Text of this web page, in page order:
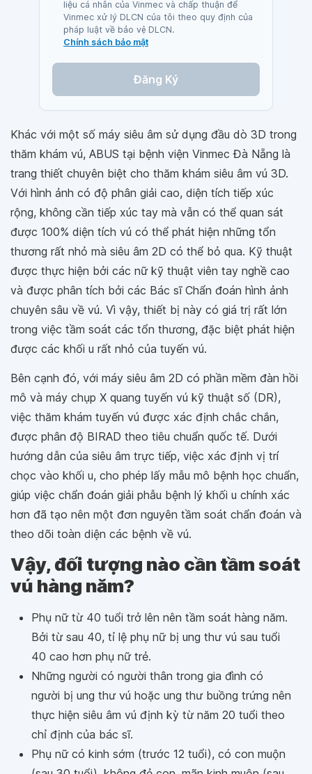
liệu cá nhân của Vinmec và chấp thuận để
Vinmec xử lý DLCN của tôi theo quy định của
pháp luật về bảo vệ DLCN.
Chính sách bảo mật
Đăng Ký
Khác với một số máy siêu âm sử dụng đầu dò 3D trong
thăm khám vú, ABUS tại bệnh viện Vinmec Đà Nẵng là
trang thiết chuyên biệt cho thăm khám siêu âm vú 3D.
Với hình ảnh có độ phân giải cao, diện tích tiếp xúc
rộng, không cần tiếp xúc tay mà vẫn có thể quan sát
được 100% diện tích vú có thể phát hiện những tổn
thương rất nhỏ mà siêu âm 2D có thể bỏ qua. Kỹ thuật
được thực hiện bởi các nữ kỹ thuật viên tay nghề cao
và được phân tích bởi các Bác sĩ Chẩn đoán hình ảnh
chuyên sâu về vú. Vì vậy, thiết bị này có giá trị rất lớn
trong việc tầm soát các tổn thương, đặc biệt phát hiện
được các khối u rất nhỏ của tuyến vú.
Bên cạnh đó, với máy siêu âm 2D có phần mềm đàn hồi
mô và máy chụp X quang tuyến vú kỹ thuật số (DR),
việc thăm khám tuyến vú được xác định chắc chắn,
được phân độ BIRAD theo tiêu chuẩn quốc tế. Dưới
hướng dẫn của siêu âm trực tiếp, việc xác định vị trí
chọc vào khối u, cho phép lấy mẫu mô bệnh học chuẩn,
giúp việc chẩn đoán giải phẫu bệnh lý khối u chính xác
hơn đã tạo nên một đơn nguyên tầm soát chẩn đoán và
theo dõi toàn diện các bệnh về vú.
Vậy, đối tượng nào cần tầm soát
vú hàng năm?
Phụ nữ từ 40 tuổi trở lên nên tầm soát hàng năm.
Bởi từ sau 40, tỉ lệ phụ nữ bị ung thư vú sau tuổi
40 cao hơn phụ nữ trẻ.
Những người có người thân trong gia đình có
người bị ung thư vú hoặc ung thư buồng trứng nên
thực hiện siêu âm vú định kỳ từ năm 20 tuổi theo
chỉ định của bác sĩ.
Phụ nữ có kinh sớm (trước 12 tuổi), có con muộn